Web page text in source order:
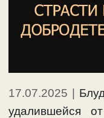
17.07.2025 |
удалившейся